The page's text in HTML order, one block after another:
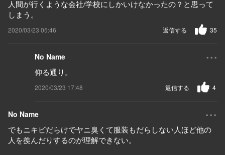
人間が行くような会社/学校にしかいけなかったの？と思って
しまう。
2020/03/23 05:46 35
返信する
No Name ...
仰る通り。
2020/03/23 17:48 4
返信する
No Name ...
でもニキビだらけでヤニ臭くて服装もだらしない人ほど他の
人を羨んだりするのが理解できない。